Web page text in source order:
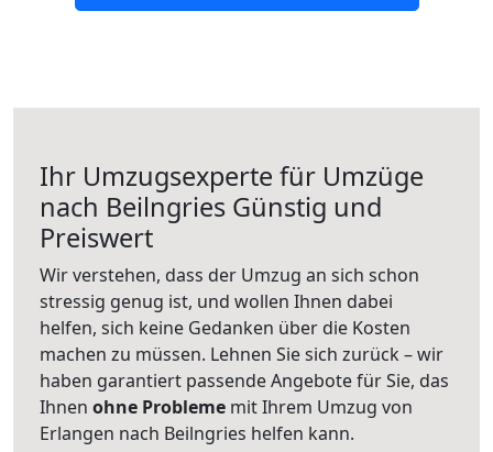
Ihr Umzugsexperte für Umzüge
nach Beilngries Günstig und
Preiswert
Wir verstehen, dass der Umzug an sich schon
stressig genug ist, und wollen Ihnen dabei
helfen, sich keine Gedanken über die Kosten
machen zu müssen. Lehnen Sie sich zurück – wir
haben garantiert passende Angebote für Sie, das
Ihnen ohne Probleme mit Ihrem Umzug von
Erlangen nach Beilngries helfen kann.